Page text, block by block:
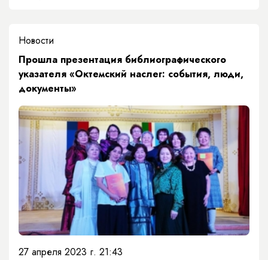
Новости
Прошла презентация библиографического
указателя «Октемский наслег: события, люди,
документы»
27 апреля 2023 г. 21:43